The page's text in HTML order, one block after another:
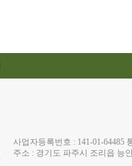
사업자등록번호 : 141-01-
주소 : 경기도 파주시 조리읍 능